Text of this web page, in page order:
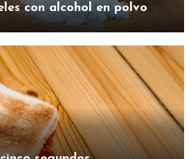
con alcohol en polvo